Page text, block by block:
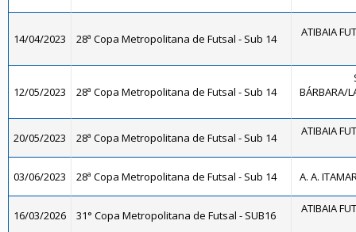
14/04/2023 28ª Copa Metropolitana de Futsal - Sub 14 ATIBAIA
12/05/2023 28ª Copa Metropolitana de Futsal - Sub 14
BÁRBARA/
20/05/2023 28ª Copa Metropolitana de Futsal - Sub 14 ATIBAIA
03/06/2023 28ª Copa Metropolitana de Futsal - Sub 14 A. A.
16/03/2026 31° Copa Metropolitana de Futsal - SUB16 ATIBAIA